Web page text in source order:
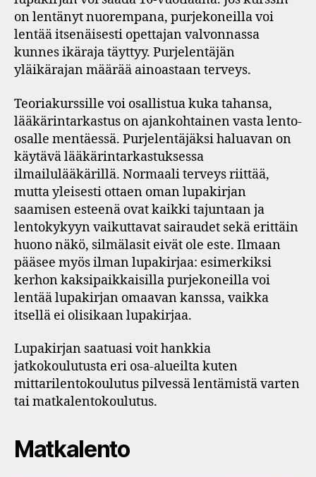
on lentänyt nuorempana, purjekoneilla voi
lentää itsenäisesti opettajan valvonnassa
kunnes ikäraja täyttyy. Purjelentäjän
yläikärajan määrää ainoastaan terveys.
Teoriakurssille voi osallistua kuka tahansa,
lääkärintarkastus on ajankohtainen vasta lento-
osalle mentäessä. Purjelentäjäksi haluavan on
käytävä lääkärintarkastuksessa
ilmailulääkärillä. Normaali terveys riittää,
mutta yleisesti ottaen oman lupakirjan
saamisen esteenä ovat kaikki tajuntaan ja
lentokykyyn vaikuttavat sairaudet sekä erittäin
huono näkö, silmälasit eivät ole este. Ilmaan
pääsee myös ilman lupakirjaa: esimerkiksi
kerhon kaksipaikkaisilla purjekoneilla voi
lentää lupakirjan omaavan kanssa, vaikka
itsellä ei olisikaan lupakirjaa.
Lupakirjan saatuasi voit hankkia
jatkokoulutusta eri osa-alueilta kuten
mittarilentokoulutus pilvessä lentämistä varten
tai matkalentokoulutus.
Matkalento